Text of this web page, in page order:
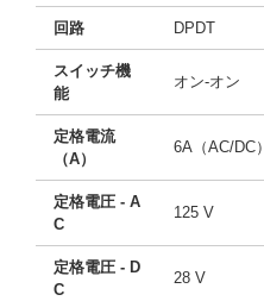
回路 DPDT
スイッチ機
能
オン-オン
定格電流
（A）
6A（AC/DC）
定格電圧 - A
C
125 V
定格電圧 - D
C
28 V